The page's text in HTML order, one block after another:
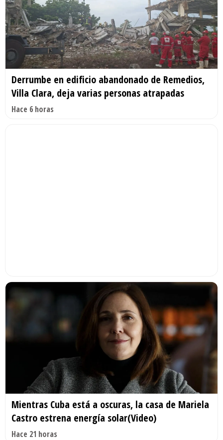
Derrumbe en edificio abandonado de Remedios,
Villa Clara, deja varias personas atrapadas
Hace 6 horas
Mientras Cuba está a oscuras, la casa de Mariela
Castro estrena energía solar(Video)
Hace 21 horas